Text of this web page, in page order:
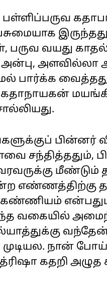
வயது காதல்,
அன்பு,
பார்க்க
மயங்கி
பின்னர்
சந்தித்ததும்,
எண்ணத்திற்கு
கண்ணியம்
வகையில்
நான்
கதறி